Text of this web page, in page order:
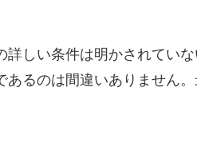
詳しい条件は明かされてい
あるのは間違いありません